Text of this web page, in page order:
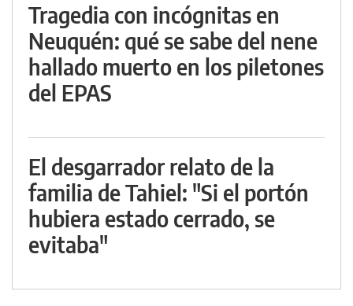
Tragedia con incógnitas en
Neuquén: qué se sabe del nene
hallado muerto en los piletones
del EPAS
El desgarrador relato de la
familia de Tahiel: "Si el portón
hubiera estado cerrado, se
evitaba"